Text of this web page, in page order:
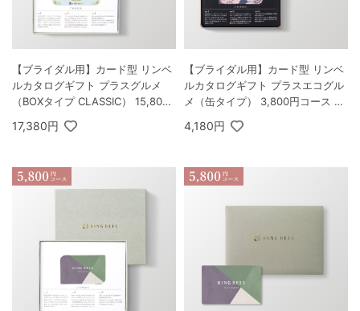
【ブライダル用】カード型 リンベ
ルカタログギフト プラスグルメ
（BOXタイプ CLASSIC） 15,800
円コース ネプチューン＆トリトン
17,380円
【ブライダル用】カード型 リンベ
ルカタログギフト プラスエコグル
メ（缶タイプ） 3,800円コース ヒ
アデス＆エコサターン
4,180円